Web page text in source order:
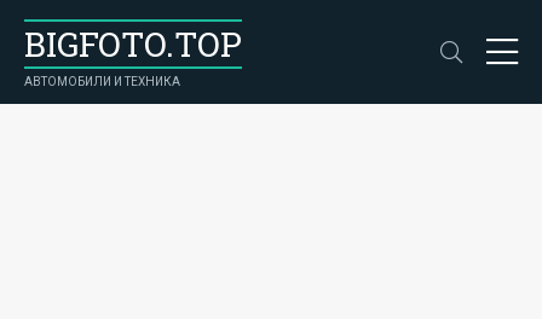
BIGFOTO.TOP
АВТОМОБИЛИ И ТЕХНИКА